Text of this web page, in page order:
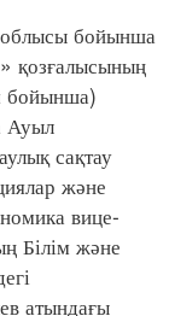
бойынша
Ауыл
сақтау
және
вице-
Білім және
атындағы